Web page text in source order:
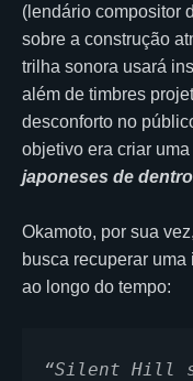
(lendário compositor
sobre a construção
trilha sonora usará
além de timbres
desconforto no
objetivo era criar
japoneses de
Okamoto, por sua
busca recuperar
ao longo do tempo:
“Silent Hill